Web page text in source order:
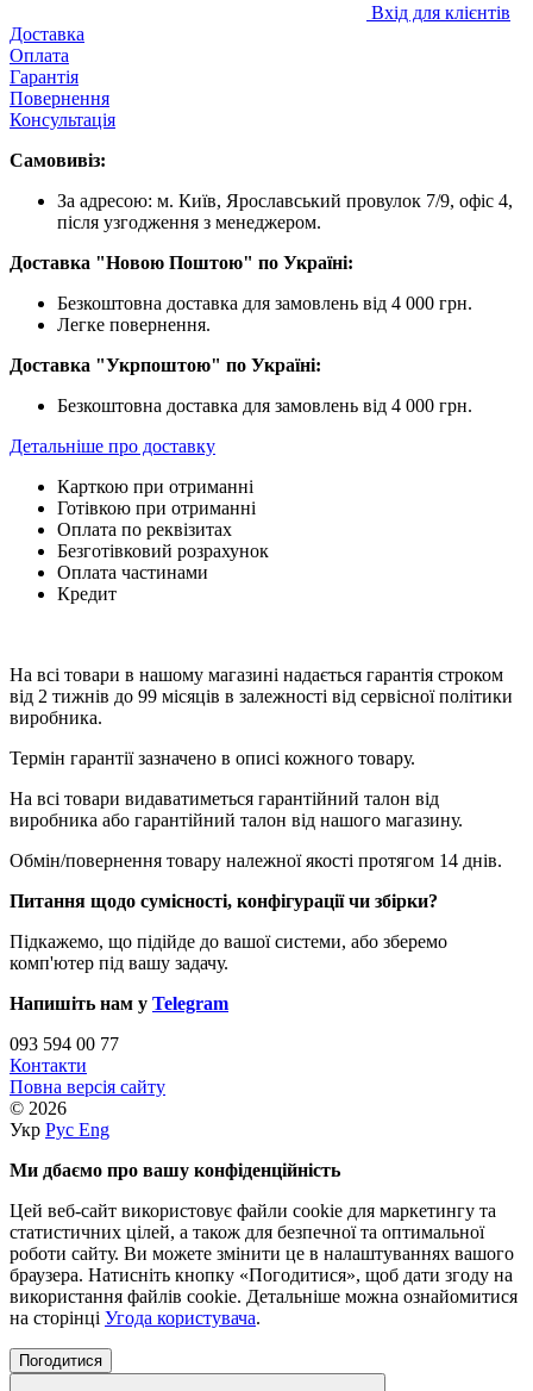
Вхід для клієнтів
Доставка
Оплата
Гарантія
Повернення
Консультація
Самовивіз:
За адресою: м. Київ, Ярославський провулок 7/9, офіс 4,
після узгодження з менеджером.
Доставка "Новою Поштою" по Україні:
Безкоштовна доставка для замовлень від 4 000 грн.
Легке повернення.
Доставка "Укрпоштою" по Україні:
Безкоштовна доставка для замовлень від 4 000 грн.
Детальніше про доставку
Карткою при отриманні
Готівкою при отриманні
Оплата по реквізитах
Безготівковий розрахунок
Оплата частинами
Кредит
На всі товари в нашому магазині надається гарантія строком
від 2 тижнів до 99 місяців в залежності від сервісної політики
виробника.
Термін гарантії зазначено в описі кожного товару.
На всі товари видаватиметься гарантійний талон від
виробника або гарантійний талон від нашого магазину.
Обмін/повернення товару належної якості протягом 14 днів.
Питання щодо сумісності, конфігурації чи збірки?
Підкажемо, що підійде до вашої системи, або зберемо
комп'ютер під вашу задачу.
Напишіть нам у Telegram
093 594 00 77
Контакти
Повна версія сайту
© 2026
Укр Рус Eng
Ми дбаємо про вашу конфіденційність
Цей веб-сайт використовує файли cookie для маркетингу та
статистичних цілей, а також для безпечної та оптимальної
роботи сайту. Ви можете змінити це в налаштуваннях вашого
браузера. Натисніть кнопку «Погодитися», щоб дати згоду на
використання файлів cookie. Детальніше можна ознайомитися
на сторінці Угода користувача.
Погодитися